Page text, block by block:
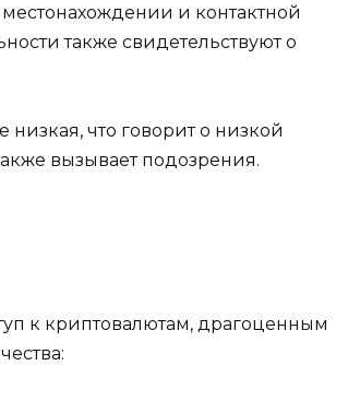
и контактной
также свидетельствуют о
низкая, что говорит о низкой
вызывает подозрения.
к криптовалютам, драгоценным